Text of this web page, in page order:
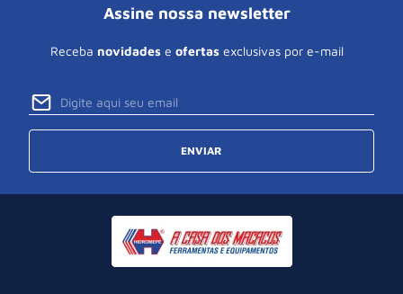
Assine nossa newsletter
Receba novidades e ofertas exclusivas por e-mail
ENVIAR